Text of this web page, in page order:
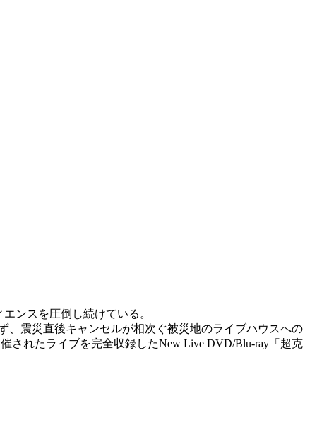
ンスを圧倒し続けている。
、震災直後キャンセルが相次ぐ被災地のライブハウスへの
されたライブを完全収録したNew Live DVD/Blu-ray「超克